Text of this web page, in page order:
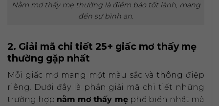
Nằm mơ thấy mẹ thường là điềm báo tốt lành, mang
đến sự bình an.
2. Giải mã chi tiết 25+ giấc mơ thấy mẹ
thường gặp nhất
Mỗi giấc mơ mang một màu sắc và thông điệp
riêng. Dưới đây là phần giải mã chi tiết những
trường hợp nằm mơ thấy mẹphổ biến nhất mà